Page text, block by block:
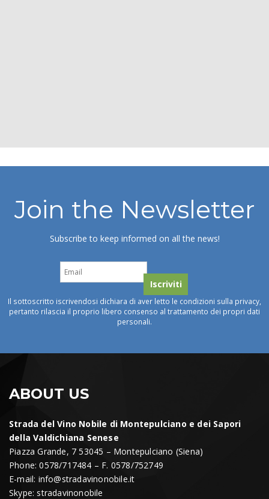
Join the Newsletter
Subscribe to keep informed on all the news!
Il sottoscritto iscrivendosi dichiara di aver letto le condizioni sulla privacy,
pertanto rilascia il proprio libero consenso al trattamento dei propri dati
personali.
ABOUT US
Strada del Vino Nobile di Montepulciano e dei Sapori
della Valdichiana Senese
Piazza Grande, 7 53045 – Montepulciano (Siena)
Phone: 0578/717484 – F. 0578/752749
E-mail: info@stradavinonobile.it
Skype: stradavinonobile